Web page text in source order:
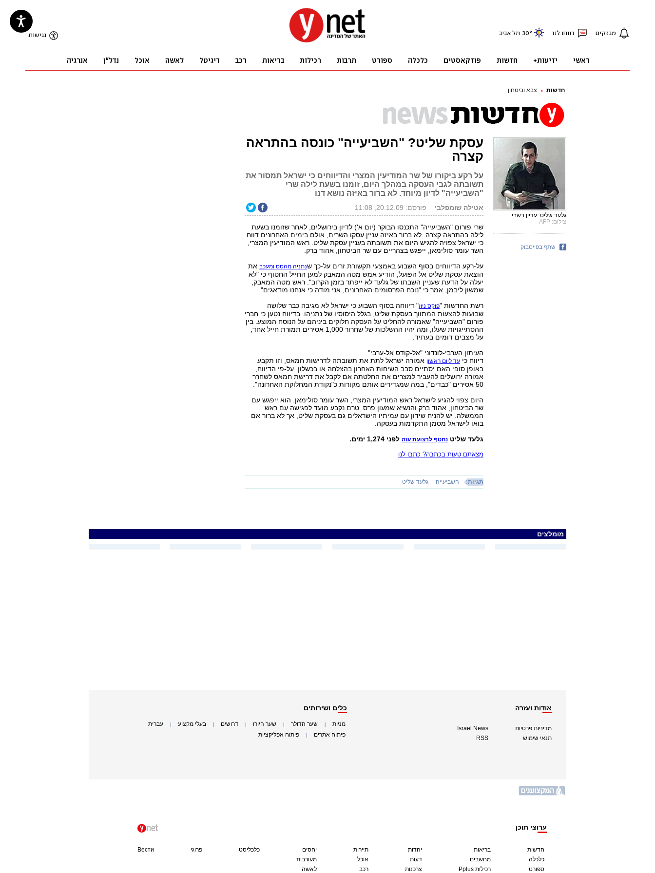
חדשות צבא וביטחון
עסקת שליט? "השביעייה" כונסה בהתראה
קצרה
על רקע ביקורו של שר המודיעין המצרי והדיווחים כי ישראל תמסור את
תשובתה לגבי העסקה במהלך היום, זומנו בשעת לילה שרי
"השביעייה" לדיון מיוחד. לא ברור באיזה נושא דנו
אטילה שומפלבי פורסם: 20.12.09, 11:08
שרי פורום "השביעייה" התכנסו הבוקר (יום א') לדיון בירושלים, לאחר שזומנו בשעת
לילה בהתראה קצרה. לא ברור באיזה עניין עסקו השרים, אולם בימים האחרונים דווח
כי ישראל צפויה להגיש היום את תשובתה בעניין עסקת שליט. ראש המודיעין המצרי,
השר עומר סולימאן, ייפגש בצהריים עם שר הביטחון, אהוד ברק.
על-רקע הדיווחים בסוף השבוע באמצעי תקשורת זרים על-כך שנתניה מהסס ומעכבאת
הוצאת עסקת שליט אל הפועל, הודיע אמש מטה המאבק למען החייל החטוף כי "לא
יעלה על הדעת שעניין השבתו של גלעד לא ייפתר בזמן הקרוב". ראש מטה המאבק,
שמשון ליבמן, אמר כי "נוכח הפרסומים האחרונים, אני מודה כי אנחנו מודאגים"
רשת החדשות "פוקס ניוז" דיווחה בסוף השבוע כי ישראל לא מגיבה כבר שלושה
שבועות להצעות המתווך בעסקת שליט, בגלל היסוסיו של נתניהו. בדיווח נטען כי חברי
פורום "השביעייה" שאמורה להחליט על העסקה חלוקים ביניהם על הנוסח המוצע. בין
ההסתייגויות שעלו, ומה יהיו ההשלכות של שחרור 1,000 אסירים תמורת חייל אחד,
על מצבים דומים בעתיד.
העיתון הערבי-לונדוני "אל-קודס אל-ערבי"
דיווח כי עד ליום ראשון אמורה ישראל לתת את תשובתה לדרישות חמאס, וזו תקבע
באופן סופי האם יסתיים סבב השיחות האחרון בהצלחה או בכשלון. על-פי הדיווח,
אמורה ירושלים להעביר למצרים את החלטתה אם לקבל את דרישת חמאס לשחרר
50 אסירים "כבדים", במה שמגדירים אותם מקורות כ"נקודת המחלוקת האחרונה".
היום צפוי להגיע לישראל ראש המודיעין המצרי, השר עומר סולימאן. הוא ייפגש עם
שר הביטחון, אהוד ברק והנשיא שמעון פרס. טרם נקבע מועד לפגישה עם ראש
הממשלה. יש להניח שידון עם עמיתיו הישראלים גם בעסקת שליט, אך לא ברור אם
בואו לישראל מסמן התקדמות בעסקה.
גלעד שליט נחטף לרצועת עזהלפני 1,274 ימים.
מצאתם טעות בכתבה? כתבו לנו
תגיות: השביעייה גלעד שליט
גלעד שליט. עדיין בשבי
צילום: AFP
שתף בפייסבוק
מומלצים
אודות ועזרה
מדיניות פרטיות
תנאי שימוש
Israel News
RSS
כלים ושירותים
מניות שער הדולר שער היורו דרושים בעלי מקצוע עברית
פיתוח אתרים פיתוח אפליקציות
ערוצי תוכן
חדשות
כלכלה
ספורט
בריאות
מחשבים
Pplus רכילות
יהדות
דעות
צרכנות
תיירות
אוכל
רכב
יחסים
מעורבות
לאשה
כלכליסט פרוגי Вести